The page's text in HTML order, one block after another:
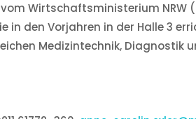
Wirtschaftsministerium
in den Vorjahren in der Halle 3
Medizintechnik, Diagnostik